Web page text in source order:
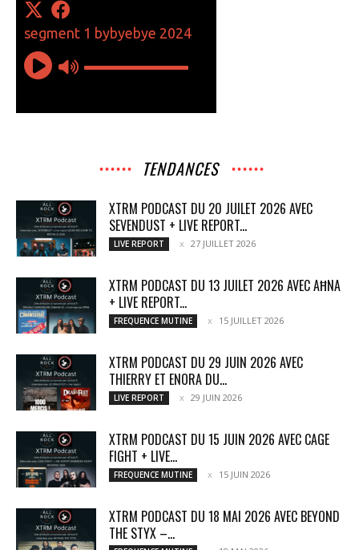
TENDANCES
XTRM PODCAST DU 20 JUILET 2026 AVEC
SEVENDUST + LIVE REPORT...
LIVE REPORT 27 JUILLET 2026
XTRM PODCAST DU 13 JUILET 2026 AVEC AĦNA
+ LIVE REPORT...
FREQUENCE MUTINE 15 JUILLET 2026
XTRM PODCAST DU 29 JUIN 2026 AVEC
THIERRY ET ENORA DU...
LIVE REPORT 29 JUIN 2026
XTRM PODCAST DU 15 JUIN 2026 AVEC CAGE
FIGHT + LIVE...
FREQUENCE MUTINE 15 JUIN 2026
XTRM PODCAST DU 18 MAI 2026 AVEC BEYOND
THE STYX –...